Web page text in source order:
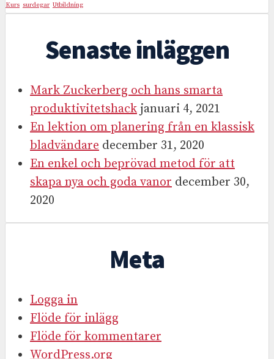
Kurs surdegar Utbildning
Senaste inläggen
Mark Zuckerberg och hans smarta
produktivitetshack januari 4, 2021
En lektion om planering från en klassisk
bladvändare december 31, 2020
En enkel och beprövad metod för att
skapa nya och goda vanor december 30,
2020
Meta
Logga in
Flöde för inlägg
Flöde för kommentarer
WordPress.org